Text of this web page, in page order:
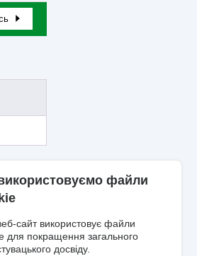
файли
сайт використовує файли
для покращення загального
досвіду.